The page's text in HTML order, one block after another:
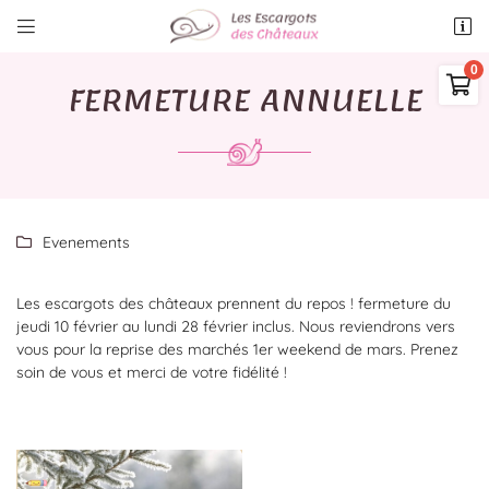
 
06 43 55 98 04

Il n'y a aucun produit dans votre panier
Voir notre sélection
 Adresse email de réception
FERMETURE ANNUELLE
 Evenements
Les escargots des châteaux prennent du repos ! fermeture du
jeudi 10 février au lundi 28 février inclus. Nous reviendrons vers
vous pour la reprise des marchés 1er weekend de mars. Prenez
soin de vous et merci de votre fidélité !